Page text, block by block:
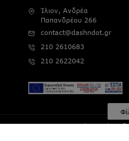
Ίλιον, Ανδρέα
Παπανδρέου 266
contact@dashndot.gr
210 2610683
210 2622042
© 2026 Dash&Dot |